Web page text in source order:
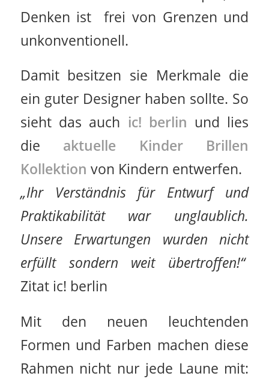
Denken ist frei von Grenzen und
unkonventionell.
Damit besitzen sie Merkmale die
ein guter Designer haben sollte. So
sieht das auch ic! berlin und lies
die aktuelle Kinder Brillen
Kollektion von Kindern entwerfen.
„Ihr Verständnis für Entwurf und
Praktikabilität war unglaublich.
Unsere Erwartungen wurden nicht
erfüllt sondern weit übertroffen!“
Zitat ic! berlin
Mit den neuen leuchtenden
Formen und Farben machen diese
Rahmen nicht nur jede Laune mit: